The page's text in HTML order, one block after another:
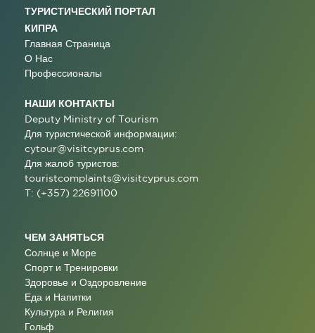
ТУРИСТИЧЕСКИЙ ПОРТАЛ
КИПРА
Главная Страница
О Нас
Профессионалы
НАШИ КОНТАКТЫ
Deputy Ministry of Tourism
Для туристической информации:
cytour@visitcyprus.com
Для жалоб туристов:
touristcomplaints@visitcyprus.com
T: (+357) 22691100
ЧЕМ ЗАНЯТЬСЯ
Солнце и Море
Спорт и Тренировки
Здоровье и Оздоровление
Еда и Напитки
Культура и Религия
Гольф